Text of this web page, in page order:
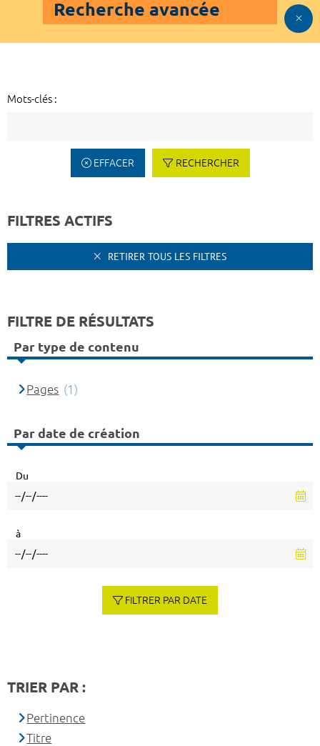
Recherche avancée
Mots-clés :
EFFACER RECHERCHER
FILTRES ACTIFS
RETIRER TOUS LES FILTRES
FILTRE DE RÉSULTATS
Par type de contenu
Pages (1)
Par date de création
Du
à
FILTRER PAR DATE
TRIER PAR :
Pertinence
Titre